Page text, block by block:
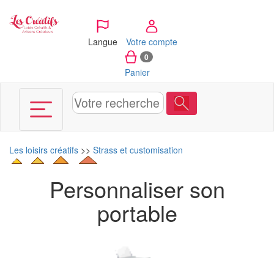
Langue Votre compte
0
Panier
Les loisirs créatifs >> Strass et customisation
Personnaliser son
portable